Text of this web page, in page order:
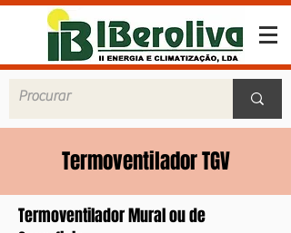
Termoventilador TGV
Termoventilador Mural ou de